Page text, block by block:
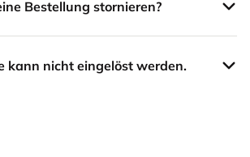
Bestellung stornieren?
kann nicht eingelöst werden.